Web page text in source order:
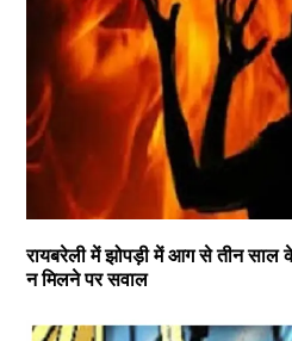
रायबरेली में झोपड़ी में आग से तीन साल
न मिलने पर सवाल